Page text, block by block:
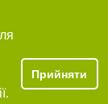
Прийняти